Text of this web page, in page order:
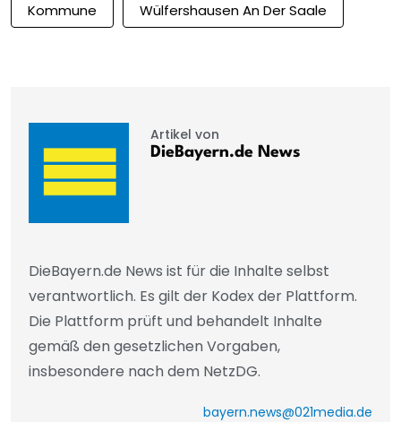
Kommune Wülfershausen An Der Saale
Artikel von
DieBayern.de News
DieBayern.de News ist für die Inhalte selbst
verantwortlich. Es gilt der Kodex der Plattform.
Die Plattform prüft und behandelt Inhalte
gemäß den gesetzlichen Vorgaben,
insbesondere nach dem NetzDG.
bayern.news@021media.de